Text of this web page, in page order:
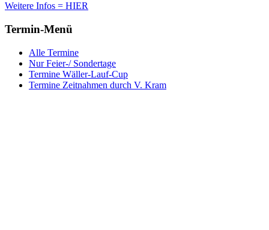
Weitere Infos = HIER
Termin-Menü
Alle Termine
Nur Feier-/ Sondertage
Termine Wäller-Lauf-Cup
Termine Zeitnahmen durch V. Kram